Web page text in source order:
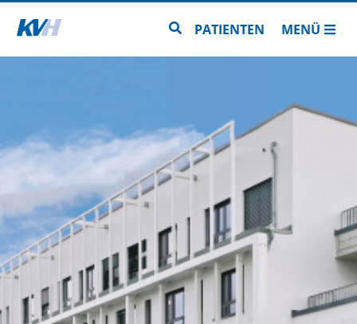
Zur Startseite Zur Seitensuche
PATIENTEN MENÜ